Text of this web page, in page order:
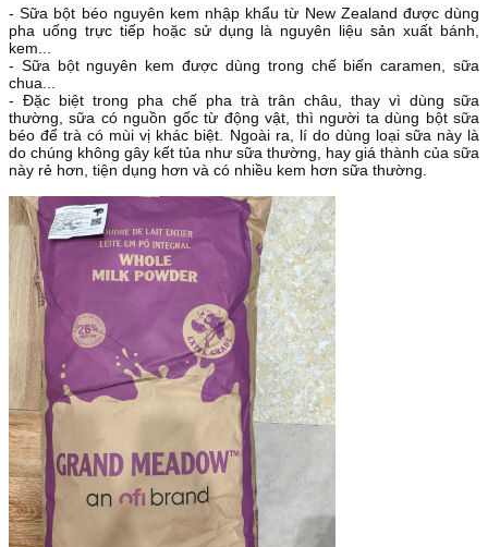
- Sữa bột béo nguyên kem nhập khẩu từ New Zealand được dùng
pha uống trực tiếp hoặc sử dụng là nguyên liệu sản xuất bánh,
kem...
- Sữa bột nguyên kem được dùng trong chế biến caramen, sữa
chua...
- Đặc biệt trong pha chế pha trà trân châu, thay vì dùng sữa
thường, sữa có nguồn gốc từ động vật, thì người ta dùng bột sữa
béo để trà có mùi vị khác biệt. Ngoài ra, lí do dùng loại sữa này là
do chúng không gây kết tủa như sữa thường, hay giá thành của sữa
này rẻ hơn, tiện dụng hơn và có nhiều kem hơn sữa thường.